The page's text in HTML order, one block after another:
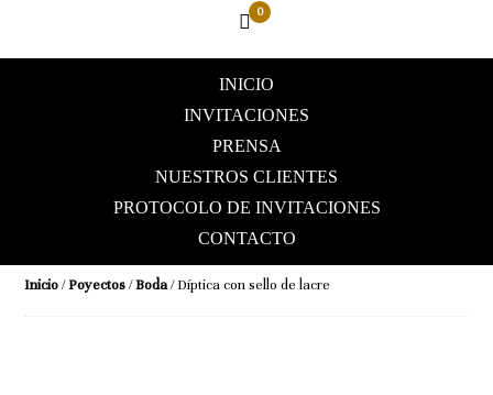
0
INICIO
INVITACIONES
PRENSA
NUESTROS CLIENTES
PROTOCOLO DE INVITACIONES
CONTACTO
Inicio/Poyectos/Boda/ Díptica con sello de lacre